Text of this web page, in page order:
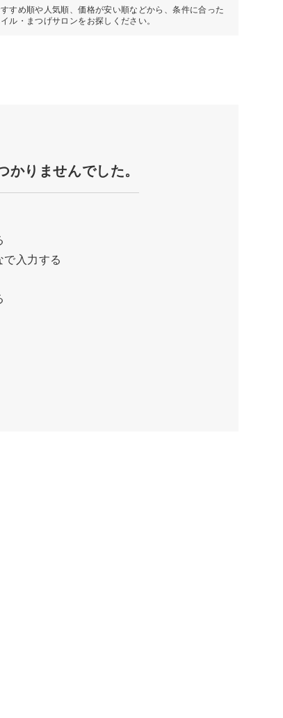
すすめ順や人気順、価格が安い順などから、条件に合った
ル・まつげサロンをお探しください。
りませんでした。
入力する